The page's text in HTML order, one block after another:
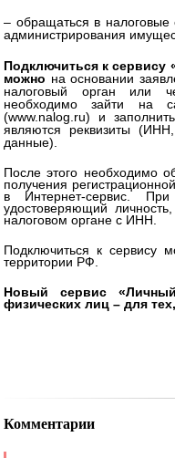
– обращаться в
администрирования
Подключиться к сервису
можно на основании
налоговый орган или
необходимо зайти на
(www.nalog.ru) и
являются реквизиты
данные).
После этого необходимо
получения
в Интернет-сервис.
удостоверяющий
налоговом органе с ИНН.
Подключиться к сервису
территории РФ.
Новый сервис
физических лиц – для
Комментарии